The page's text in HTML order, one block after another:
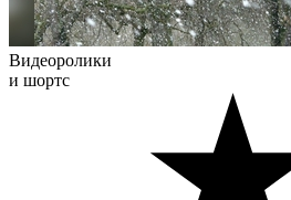
Видеоролики
и шортс